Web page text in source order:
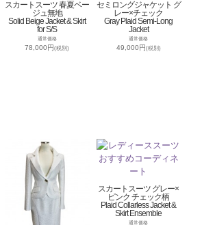
スカートスーツ 春夏ベー
ジュ無地
Solid Beige Jacket & Skirt
for S/S
通常価格
78,000円(税別)
セミロングジャケット グ
レー×チェック
Gray Plaid Semi-Long
Jacket
通常価格
49,000円(税別)
スカートスーツ グレー×
ピンク チェック柄
Plaid Collarless Jacket &
Skirt Ensemble
通常価格